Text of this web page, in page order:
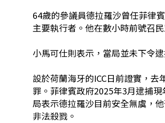
64歲的參議員德拉羅沙曾任菲律
主要執行者。他在數小時前號召
小馬可仕則表示，當局並未下令
設於荷蘭海牙的ICC日前證實，
罪。菲律賓政府2025年3月逮捕
局表示德拉羅沙目前安全無虞，
非法殺戮。